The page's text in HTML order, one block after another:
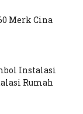
Merk Cina
Instalasi
Rumah